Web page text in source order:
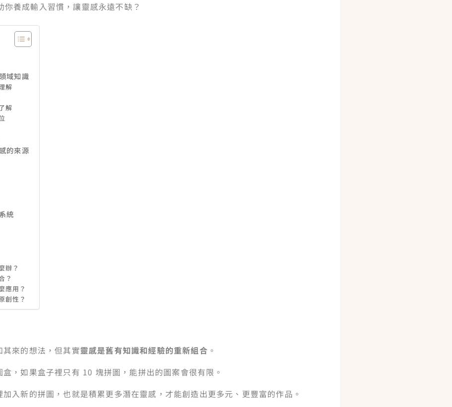
你養成輸入習慣，讓靈感永遠不缺？
域知識
解
解
的來源
統
辦？
？
應用？
創性？
來的想法，但其實靈感是舊有知識和經驗的重新組合 。
，如果盒子裡只有 10 塊拼圖，能拼出的圖案會很有限。
入新的拼圖，也就是積累更多潛在靈感，才能創造出更多元、更豐富的作品。